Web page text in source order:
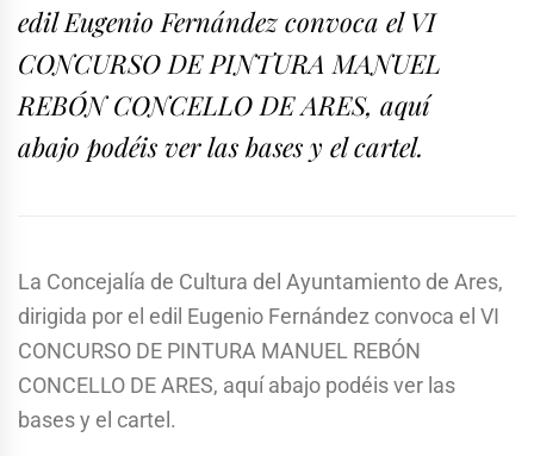
edil Eugenio Fernández convoca el VI
CONCURSO DE PINTURA MANUEL
REBÓN CONCELLO DE ARES, aquí
abajo podéis ver las bases y el cartel.
La Concejalía de Cultura del Ayuntamiento de Ares,
dirigida por el edil Eugenio Fernández convoca el VI
CONCURSO DE PINTURA MANUEL REBÓN
CONCELLO DE ARES, aquí abajo podéis ver las
bases y el cartel.